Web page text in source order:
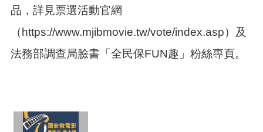
關
資
料
活
區
品，詳見票選活動官網
（https://www.mjibmovie.tw/vote/index.asp）及
法務部調查局臉書「全民保FUN趣」粉絲專頁。